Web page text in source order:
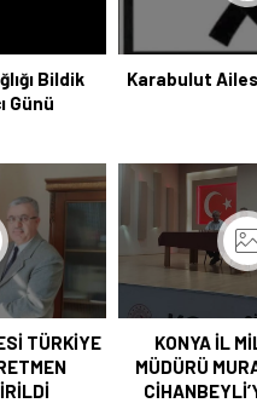
Bildik
Günü
Karabulut
TÜRKİYE
KONYA İL
MÜDÜRÜ